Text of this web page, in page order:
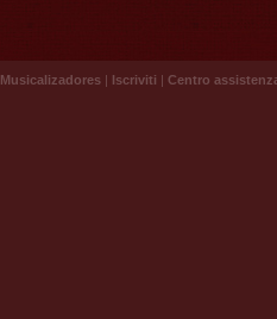
Musicalizadores | Iscriviti | Centro